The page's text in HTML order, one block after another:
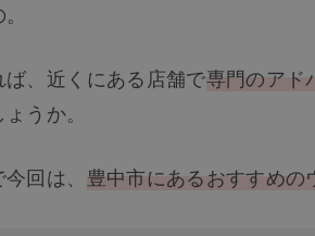
ば、近くにある店舗で専門のアド
うか。
回は、 豊中市にあるおすすめの